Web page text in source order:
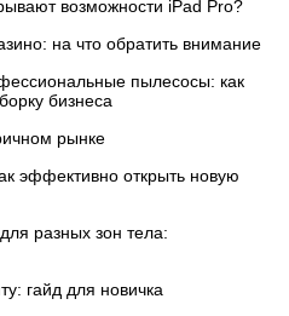
возможности iPad Pro?
на что обратить внимание
пылесосы: как
бизнеса
рынке
эффективно открыть новую
разных зон тела:
гайд для новичка